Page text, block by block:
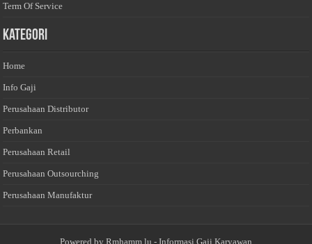
Term Of Service
Kategori
Home
Info Gaji
Perusahaan Distributor
Perbankan
Perusahaan Retail
Perusahaan Outsourching
Perusahaan Manufaktur
Powered by Rmhamm.lu - Informasi Gaji Karyawan